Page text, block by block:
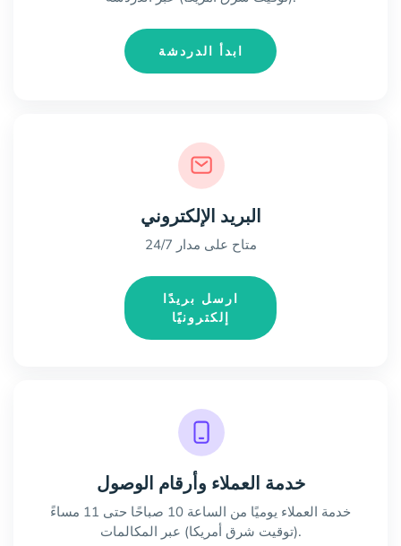
ابدأ الدردشة
البريد الإلكتروني
متاح على مدار 24/7
ارسل بريدًا
إلكترونيًا
خدمة العملاء وأرقام الوصول
خدمة العملاء يوميًا من الساعة 10 صباحًا حتى 11 مساءً
(توقيت شرق أمريكا) عبر المكالمات.